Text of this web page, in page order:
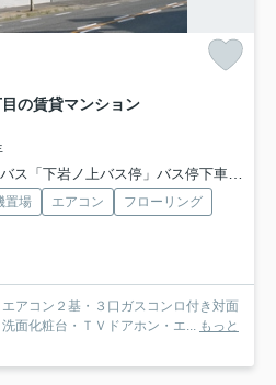
の賃貸マンション
下岩ノ上バス停」バス停下車 徒歩6分
置場 エアコン
フローリング
アコン２基・３口ガスコンロ付き対面
面化粧台・ＴＶドアホン・エ...
もっと